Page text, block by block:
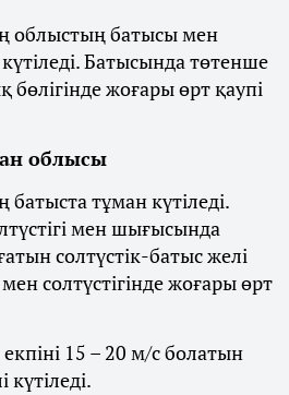
облыстың батысы мен
күтіледі. Батысында төтенше
бөлігінде жоғары өрт қаупі
облысы
тұман күтіледі.
мен шығысында
солтүстік-батыс желі
солтүстігінде жоғары өрт
15 – 20 м/с болатын
күтіледі.